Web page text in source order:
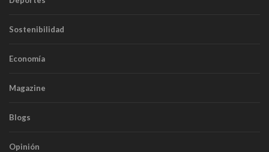
Sostenibilidad
Economía
Magazine
Blogs
Opinión